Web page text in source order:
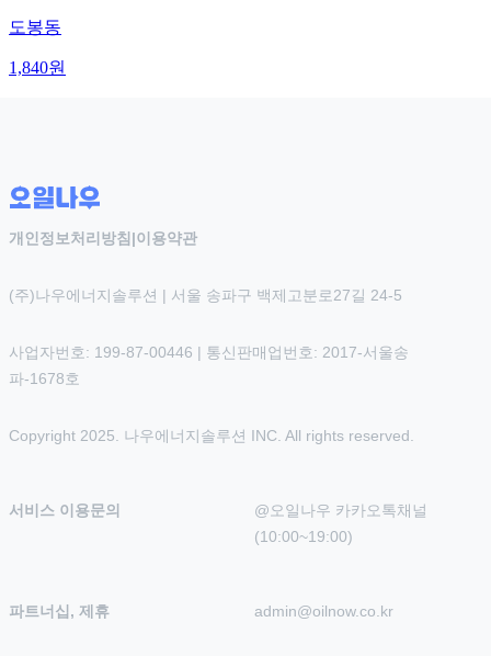
도봉동
1,840원
개인정보처리방침 |이용약관
(주)나우에너지솔루션 | 서울 송파구 백제고분로27길 24-5
사업자번호: 199-87-00446 | 통신판매업번호: 2017-서울송
파-1678호
Copyright 2025. 나우에너지솔루션 INC. All rights reserved.
서비스 이용문의
@오일나우 카카오톡채널
(10:00~19:00)
파트너십, 제휴 admin@oilnow.co.kr